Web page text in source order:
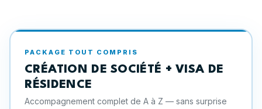
PACKAGE TOUT COMPRIS
CRÉATION DE SOCIÉTÉ + VISA DE
RÉSIDENCE
Accompagnement complet de A à Z — sans surprise